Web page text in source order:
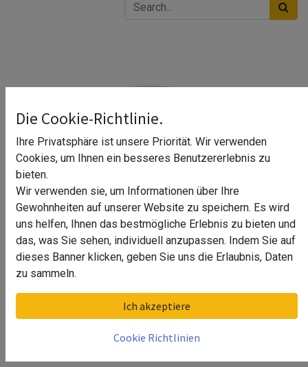
Anschweißflansch, für Rohr Ø48,3
mm, Q-line, MOD 3505, V4A
Die Cookie-Richtlinie.
Ihre Privatsphäre ist unsere Priorität. Wir verwenden
Cookies, um Ihnen ein besseres Benutzererlebnis zu
bieten.
Wir verwenden sie, um Informationen über Ihre
Gewohnheiten auf unserer Website zu speichern. Es wird
uns helfen, Ihnen das bestmögliche Erlebnis zu bieten und
das, was Sie sehen, individuell anzupassen. Indem Sie auf
dieses Banner klicken, geben Sie uns die Erlaubnis, Daten
zu sammeln.
Ich akzeptiere
Cookie Richtlinien